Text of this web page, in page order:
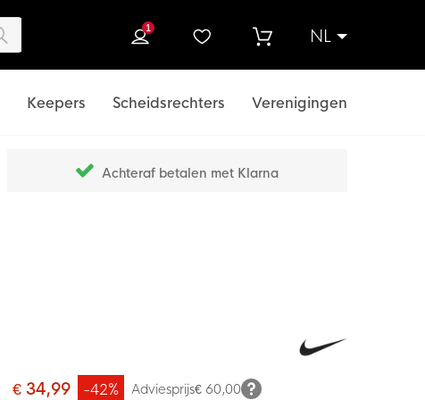
NL
1
Keepers Scheidsrechters Verenigingen
Achteraf betalen met Klarna
€ 34,99 Adviesprijs€ 60,00
-42%